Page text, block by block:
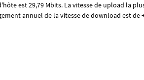
est 29,79 Mbits. La vitesse de upload la
annuel de la vitesse de download est